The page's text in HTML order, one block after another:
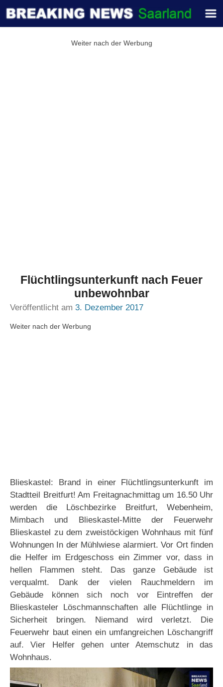
Weiter nach der Werbung
Flüchtlingsunterkunft nach Feuer
unbewohnbar
Veröffentlicht am 3. Dezember 2017
Weiter nach der Werbung
Blieskastel: Brand in einer Flüchtlingsunterkunft im
Stadtteil Breitfurt! Am Freitagnachmittag um 16.50 Uhr
werden die Löschbezirke Breitfurt, Webenheim,
Mimbach und Blieskastel-Mitte der Feuerwehr
Blieskastel zu dem zweistöckigen Wohnhaus mit fünf
Wohnungen In der Mühlwiese alarmiert. Vor Ort finden
die Helfer im Erdgeschoss ein Zimmer vor, dass in
hellen Flammen steht. Das ganze Gebäude ist
verqualmt. Dank der vielen Rauchmeldern im
Gebäude können sich noch vor Eintreffen der
Blieskasteler Löschmannschaften alle Flüchtlinge in
Sicherheit bringen. Niemand wird verletzt. Die
Feuerwehr baut einen ein umfangreichen Löschangriff
auf. Vier Helfer gehen unter Atemschutz in das
Wohnhaus.